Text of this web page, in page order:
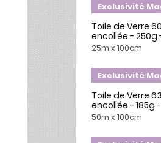
Exclusivité
Toile de Verre
encollée - 250g
25m x 100cm
Exclusivité
Toile de Verre
encollée - 185g -
50m x 100cm